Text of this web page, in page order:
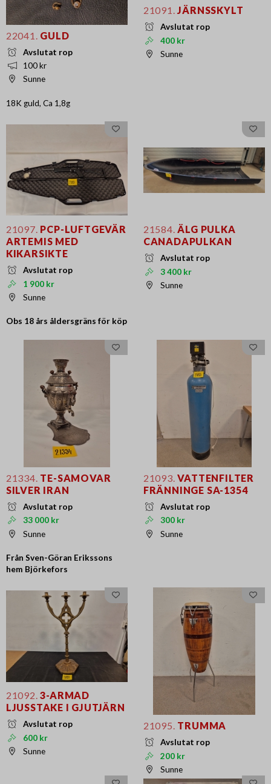
22041. GULD
Avslutat rop
100 kr
Sunne
18K guld, Ca 1,8g
21091. JÄRNSSKYLT
Avslutat rop
400 kr
Sunne
21097. PCP-LUFTGEVÄR
ARTEMIS MED
KIKARSIKTE
Avslutat rop
1 900 kr
Sunne
Obs 18 års åldersgräns för köp
21584. ÄLG PULKA
CANADAPULKAN
Avslutat rop
3 400 kr
Sunne
21334. TE-SAMOVAR
SILVER IRAN
Avslutat rop
33 000 kr
Sunne
Från Sven-Göran Erikssons
hem Björkefors
21093. VATTENFILTER
FRÄNNINGE SA-1354
Avslutat rop
300 kr
Sunne
21092. 3-ARMAD
LJUSSTAKE I GJUTJÄRN
Avslutat rop
600 kr
Sunne
21095. TRUMMA
Avslutat rop
200 kr
Sunne